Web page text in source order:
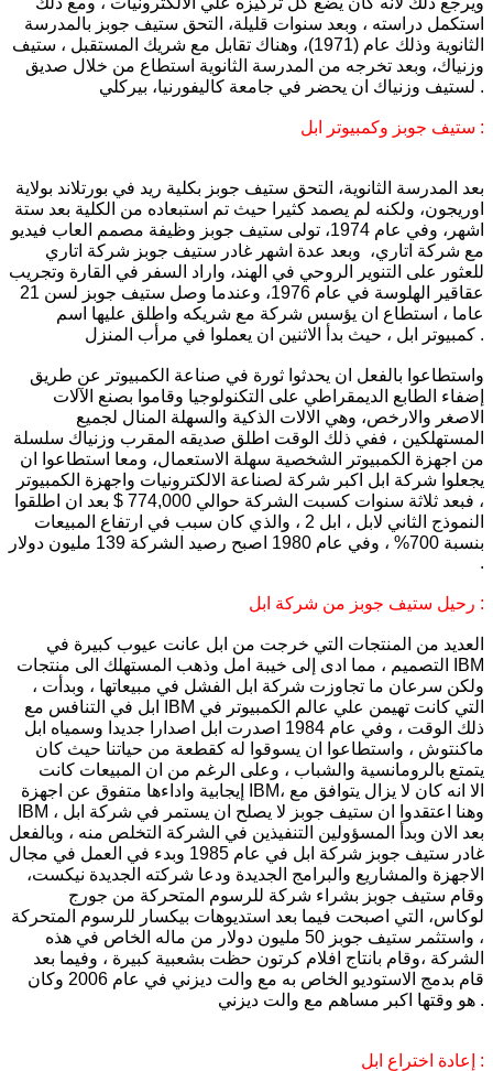
استكمل دراسته ، وبعد سنوات قليلة، التحق ستيف جوبز بالمدرسة
الثانوية وذلك عام (1971)، وهناك تقابل مع شريك المستقبل ، ستيف
وزنياك، وبعد تخرجه من المدرسة الثانوية استطاع من خلال صديق
لستيف وزنياك ان يحضر في جامعة كاليفورنيا، بيركلي .
ستيف جوبز وكمبيوتر ابل :
بعد المدرسة الثانوية، التحق ستيف جوبز بكلية ريد في بورتلاند بولاية
اوريجون، ولكنه لم يصمد كثيرا حيث تم استبعاده من الكلية بعد ستة
اشهر، وفي عام 1974، تولى ستيف جوبز وظيفة مصمم العاب فيديو
مع شركة اتاري، وبعد عدة اشهر غادر ستيف جوبز شركة اتاري
للعثور على التنوير الروحي في الهند، واراد السفر في القارة وتجريب
عقاقير الهلوسة في عام 1976، وعندما وصل ستيف جوبز لسن 21
عاما ، استطاع ان يؤسس شركة مع شريكه واطلق عليها اسم
كمبيوتر ابل ، حيث بدأ الاثنين ان يعملوا في مرأب المنزل .
واستطاعوا بالفعل ان يحدثوا ثورة في صناعة الكمبيوتر عن طريق
إضفاء الطابع الديمقراطي على التكنولوجيا وقاموا بصنع الآلات
الاصغر والارخص، وهي الالات الذكية والسهلة المنال لجميع
المستهلكين ، ففي ذلك الوقت اطلق صديقه المقرب وزنياك سلسلة
من اجهزة الكمبيوتر الشخصية سهلة الاستعمال، ومعا استطاعوا ان
يجعلوا شركة ابل اكبر شركة لصناعة الالكترونيات واجهزة الكمبيوتر
، فبعد ثلاثة سنوات كسبت الشركة حوالي 774,000 $ بعد ان اطلقوا
النموذج الثاني لابل ، ابل 2 ، والذي كان سبب في ارتفاع المبيعات
بنسبة 700% ، وفي عام 1980 اصبح رصيد الشركة 139 مليون دولار
.
رحيل ستيف جوبز من شركة ابل :
العديد من المنتجات التي خرجت من ابل عانت عيوب كبيرة في
التصميم ، مما ادى إلى خيبة امل وذهب المستهلك الى منتجات IBM
، ولكن سرعان ما تجاوزت شركة ابل الفشل في مبيعاتها ، وبدأت
ابل في التنافس مع IBM التي كانت تهيمن علي عالم الكمبيوتر في
ذلك الوقت ، وفي عام 1984 اصدرت ابل اصدارا جديدا وسمياه ابل
ماكنتوش ، واستطاعوا ان يسوقوا له كقطعة من حياتنا حيث كان
يتمتع بالرومانسية والشباب ، وعلى الرغم من ان المبيعات كانت
إيجابية واداءها متفوق عن اجهزة IBM، الا انه كان لا يزال يتوافق مع
IBM ، وهنا اعتقدوا ان ستيف جوبز لا يصلح ان يستمر في شركة ابل
بعد الان وبدأ المسؤولين التنفيذين في الشركة التخلص منه ، وبالفعل
غادر ستيف جوبز شركة ابل في عام 1985 وبدء في العمل في مجال
الاجهزة والمشاريع والبرامج الجديدة ودعا شركته الجديدة نيكست،
وقام ستيف جوبز بشراء شركة للرسوم المتحركة من جورج
لوكاس، التي اصبحت فيما بعد استديوهات بيكسار للرسوم المتحركة
، واستثمر ستيف جوبز 50 مليون دولار من ماله الخاص في هذه
الشركة ،وقام بانتاج افلام كرتون حظت بشعبية كبيرة ، وفيما بعد
قام بدمج الاستوديو الخاص به مع والت ديزني في عام 2006 وكان
هو وقتها اكبر مساهم مع والت ديزني .
إعادة اختراع ابل :